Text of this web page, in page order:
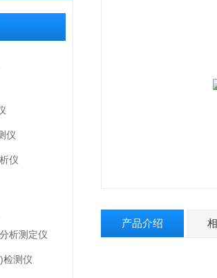
仪
仪
析测定仪
检测仪
产品介绍